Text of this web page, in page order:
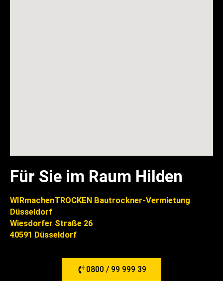
Für Sie im Raum Hilden
WIRmachenTROCKEN Bautrockner-Vermietung
Düsseldorf
Wiesdorfer Straße 26
40591 Düsseldorf
0800 / 99 999 39